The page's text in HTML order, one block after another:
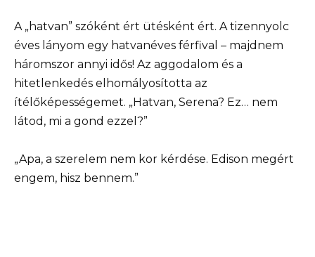
A „hatvan” szóként ért ütésként ért. A tizennyolc
éves lányom egy hatvanéves férfival – majdnem
háromszor annyi idős! Az aggodalom és a
hitetlenkedés elhomályosította az
ítélőképességemet. „Hatvan, Serena? Ez… nem
látod, mi a gond ezzel?”
„Apa, a szerelem nem kor kérdése. Edison megért
engem, hisz bennem.”